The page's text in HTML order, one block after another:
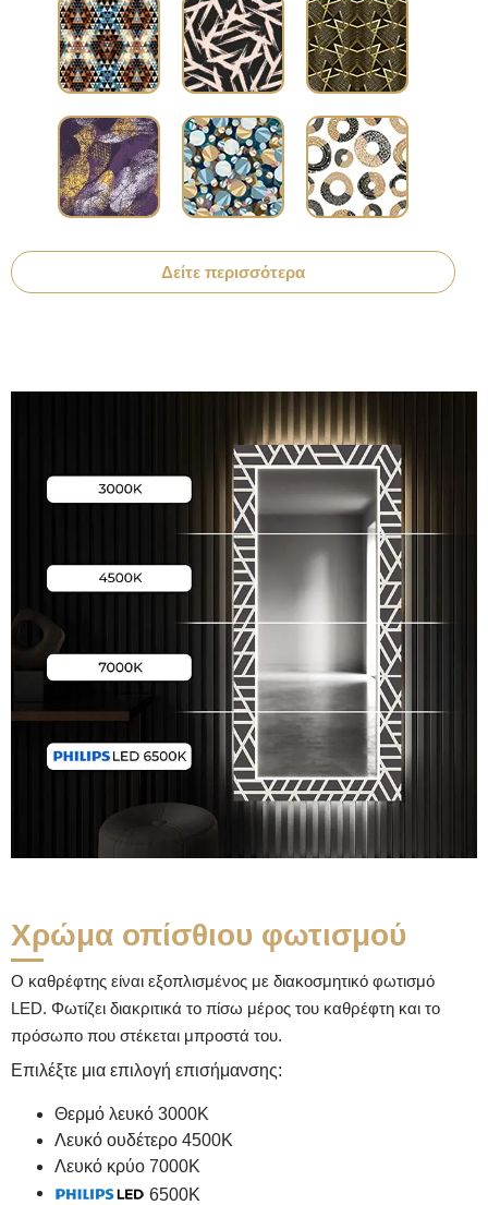
Δείτε περισσότερα
Χρώμα οπίσθιου φωτισμού
Ο καθρέφτης είναι εξοπλισμένος με διακοσμητικό φωτισμό
LED. Φωτίζει διακριτικά το πίσω μέρος του καθρέφτη και το
πρόσωπο που στέκεται μπροστά του.
Επιλέξτε μια επιλογή επισήμανσης:
Θερμό λευκό 3000K
Λευκό ουδέτερο 4500K
Λευκό κρύο 7000K
6500K